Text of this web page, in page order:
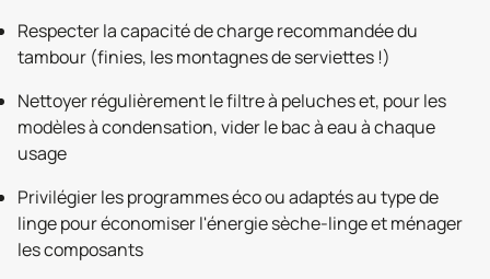
Respecter la capacité de charge recommandée du
tambour (finies, les montagnes de serviettes !)
Nettoyer régulièrement le filtre à peluches et, pour les
modèles à condensation, vider le bac à eau à chaque
usage
Privilégier les programmes éco ou adaptés au type de
linge pour économiser l'énergie sèche-linge et ménager
les composants